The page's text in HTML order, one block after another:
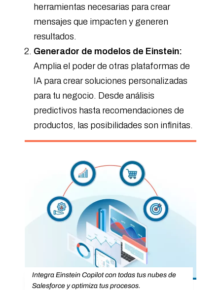
herramientas necesarias para crear
mensajes que impacten y generen
resultados.
Generador de modelos de Einstein:
Amplia el poder de otras plataformas de
IA para crear soluciones personalizadas
para tu negocio. Desde análisis
predictivos hasta recomendaciones de
productos, las posibilidades son infinitas.
Integra Einstein Copilot con todas tus nubes de
Salesforce y optimiza tus procesos.